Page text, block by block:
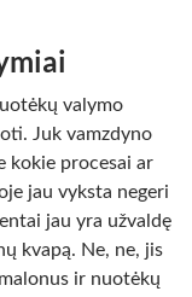
valymo
Juk vamzdyno
kokie procesai ar
jau vyksta negeri
jau yra užvaldę
kvapą. Ne, ne, jis
ir nuotėkų